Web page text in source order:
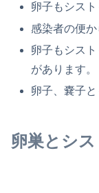
卵子もシスト
感染者の便
卵子もシス
があります。
卵子、嚢子と
卵巣とシ